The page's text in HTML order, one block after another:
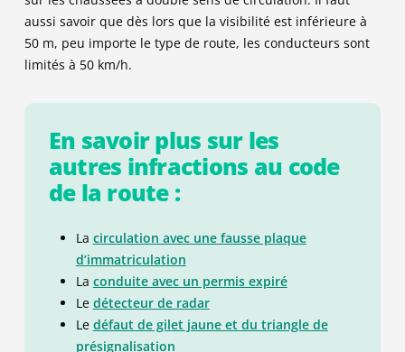
aussi savoir que dès lors que la visibilité est inférieure à
50 m, peu importe le type de route, les conducteurs sont
limités à 50 km/h.
En savoir plus sur les
autres infractions au code
de la route :
La circulation avec une fausse plaque
d’immatriculation
La conduite avec un permis expiré
Le détecteur de radar
Le défaut de gilet jaune et du triangle de
présignalisation